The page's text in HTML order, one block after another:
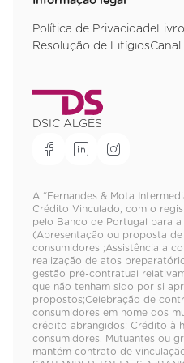
Política de Privacidade
Resolução de Litígios
DSIC ALGÉS
A “Fernandes & Mota
Crédito Vinculado, com o
pelo Banco de Portugal para
(Apresentação ou proposta
consumidores ;Assistência a
realização de atos
gestão pré-contratual
que não tenham sido por si
propostos;Celebração de
consumidores em nome dos
crédito abrangidos: Crédito à
consumidores. Mutuantes ou
mantém contrato de